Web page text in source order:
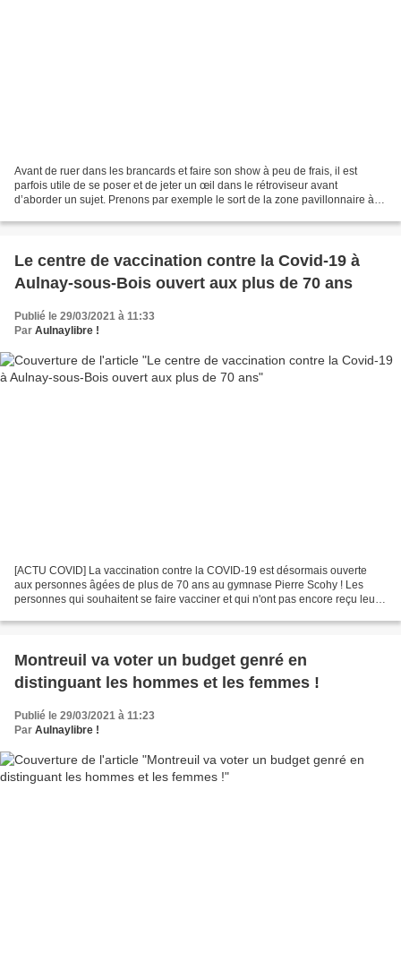
Avant de ruer dans les brancards et faire son show à peu de frais, il est
parfois utile de se poser et de jeter un œil dans le rétroviseur avant
d’aborder un sujet. Prenons par exemple le sort de la zone pavillonnaire à
Le centre de vaccination contre la Covid-19 à
Aulnay-sous-Bois ouvert aux plus de 70 ans
Publié le 29/03/2021 à 11:33
Par Aulnaylibre !
[ACTU COVID] La vaccination contre la COVID-19 est désormais ouverte
aux personnes âgées de plus de 70 ans au gymnase Pierre Scohy ! Les
personnes qui souhaitent se faire vacciner et qui n'ont pas encore reçu leur
Montreuil va voter un budget genré en
distinguant les hommes et les femmes !
Publié le 29/03/2021 à 11:23
Par Aulnaylibre !